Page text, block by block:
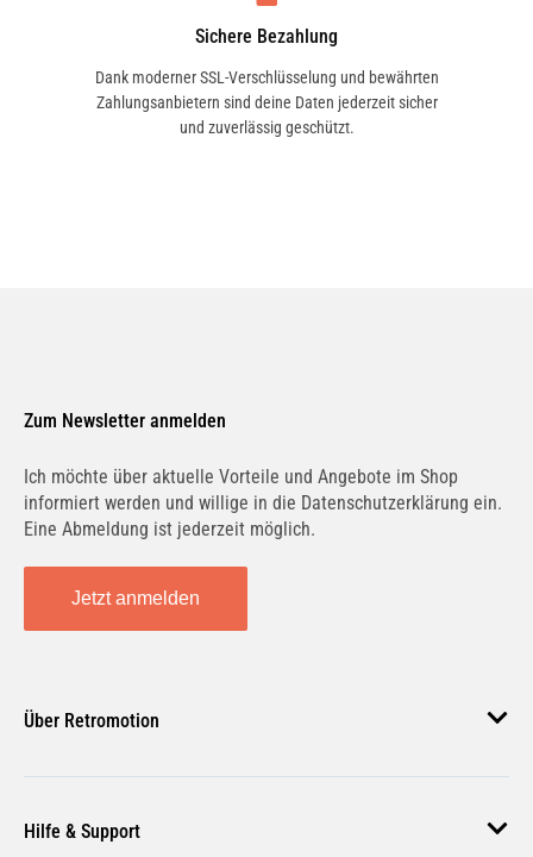
Sichere Bezahlung
Dank moderner SSL-Verschlüsselung und bewährten
Zahlungsanbietern sind deine Daten jederzeit sicher
und zuverlässig geschützt.
Zum Newsletter anmelden
Ich möchte über aktuelle Vorteile und Angebote im Shop
informiert werden und willige in die Datenschutzerklärung ein.
Eine Abmeldung ist jederzeit möglich.
Jetzt anmelden
Über Retromotion
Unsere Jobs
Hilfe & Support